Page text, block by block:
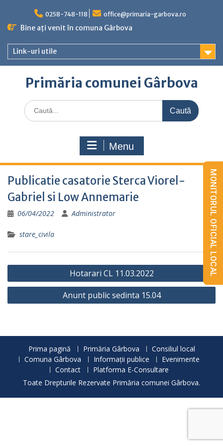
content
0258-748-118 office@primaria-garbova.ro
Bine ați venit în comuna Gârbova
Link-uri utile
Primăria comunei Gârbova
Caută
for:
Menu
Publicatie casatorie Sterca Viorel-
Gabriel si Low Annemarie
06/04/2022 Administrator
stare_civila
Navigare
în
Hotarari CL 11.03.2022
Anunt public sedinta 15.04
Prima pagină Primăria Gârbova
Consiliul local
Comuna Gârbova
Informații publice
Evenimente
Contact
Platforma E-Consultare
Toate Drepturile Rezervate Primăria comunei Gârbova.
MONITORUL OFICIAL LOCAL